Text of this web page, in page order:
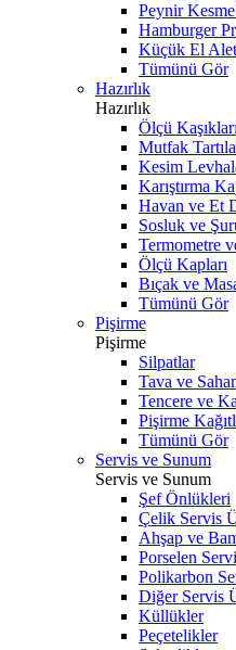
Peynir
Hamburger
Küçük El
Tümünü Gör
Hazırlık
Hazırlık
Ölçü Kaşıkları
Mutfak
Kesim
Karıştırma
Havan ve Et
Sosluk ve
Termometre
Ölçü Kapları
Bıçak ve
Tümünü Gör
Pişirme
Pişirme
Silpatlar
Tava ve
Tencere ve
Pişirme
Tümünü Gör
Servis ve Sunum
Servis ve Sunum
Şef Önlükleri
Çelik Servis
Ahşap ve
Porselen
Polikarbon
Diğer Servis
Küllükler
Peçetelikler